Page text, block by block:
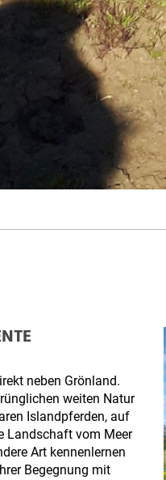
neben Grönland.
weiten Natur
Islandpferden, auf
Landschaft vom Meer
Art kennenlernen
Begegnung mit